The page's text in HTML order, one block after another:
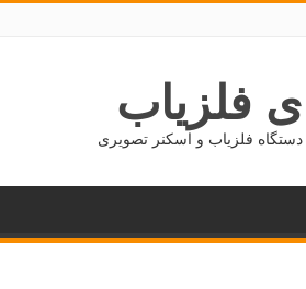
فلزیاب
فلزیاب و اسکنر تصویری